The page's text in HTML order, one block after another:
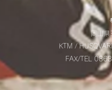
岡山
KTM /
FAX/TEL